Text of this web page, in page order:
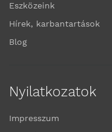
Eszközeink
Hírek, karbantartások
Blog
Nyilatkozatok
Impresszum